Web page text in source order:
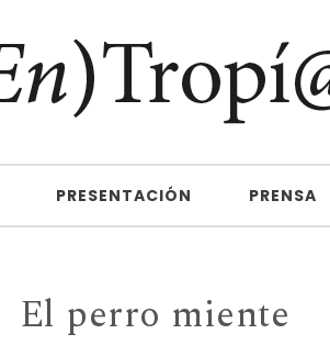
PRESENTACIÓN PRENSA
El perro miente